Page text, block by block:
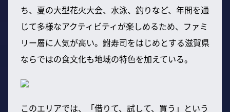
ち、夏の大型花火大会、水泳、釣りなど、年間を通
じて多様なアクティビティが楽しめるため、ファミ
リー層に人気が高い。鮒寿司をはじめとする滋賀県
ならではの食文化も地域の特色を加えている。
このエリアでは、「借りて、試して、買う」という